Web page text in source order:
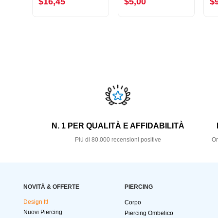
N. 1 PER QUALITÀ E AFFIDABILITÀ
Più di 80.000 recensioni positive
NOVITÀ & OFFERTE
Design It!
Nuovi Piercing
PIERCING
Corpo
Piercing Ombelico